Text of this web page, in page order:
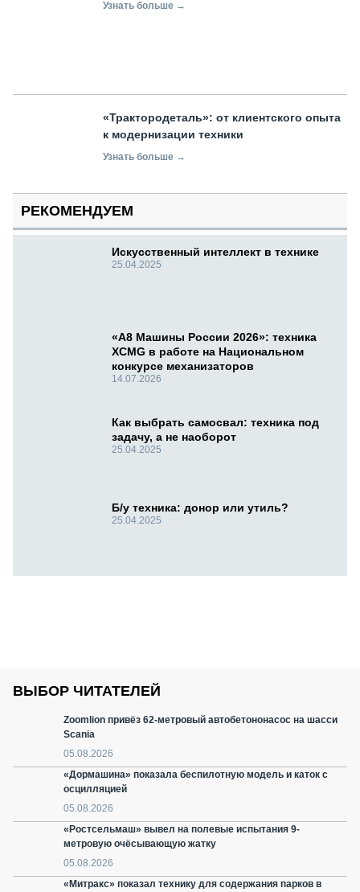
Узнать больше →
«Трактородеталь»: от клиентского опыта
к модернизации техники
Узнать больше →
РЕКОМЕНДУЕМ
Искусственный интеллект в технике
25.04.2025
«А8 Машины России 2026»: техника
XCMG в работе на Национальном
конкурсе механизаторов
14.07.2026
Как выбрать самосвал: техника под
задачу, а не наоборот
25.04.2025
Б/у техника: донор или утиль?
25.04.2025
ВЫБОР ЧИТАТЕЛЕЙ
Zoomlion привёз 62-метровый автобетононасос на шасси
Scania
05.08.2026
«Дормашина» показала беспилотную модель и каток с
осцилляцией
05.08.2026
«Ростсельмаш» вывел на полевые испытания 9-
метровую очёсывающую жатку
05.08.2026
«Митракс» показал технику для содержания парков в